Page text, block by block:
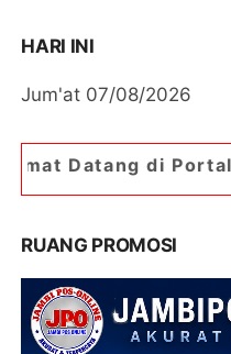
HARI INI
Jum'at 07/08/2026
di Portal Berita
RUANG PROMOSI